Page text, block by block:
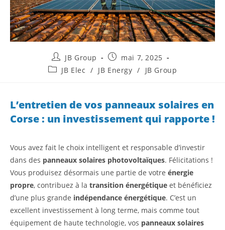
JB Group
mai 7, 2025
JB Elec / JB Energy / JB Group
L’entretien de vos panneaux solaires en
Corse : un investissement qui rapporte !
Vous avez fait le choix intelligent et responsable d’investir
dans des panneaux solaires photovoltaïques. Félicitations !
Vous produisez désormais une partie de votre énergie
propre, contribuez à la transition énergétique et bénéficiez
d’une plus grande indépendance énergétique. C’est un
excellent investissement à long terme, mais comme tout
équipement de haute technologie, vos panneaux solaires